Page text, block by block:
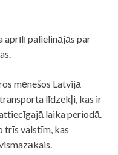
aprīlī palielinājās par
mēnešos Latvijā
līdzekļi, kas ir
laika periodā.
trīs valstīm, kas